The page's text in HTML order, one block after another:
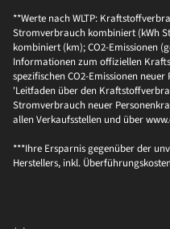
**Werte nach WLTP:
Stromverbrauch kombiniert (kWh
kombiniert (km); CO2-Emissionen
Informationen zum offiziellen
spezifischen CO2-Emissionen
'Leitfaden über den
Stromverbrauch neuer
allen Verkaufsstellen und über
***Ihre Ersparnis gegenüber der
Herstellers, inkl.